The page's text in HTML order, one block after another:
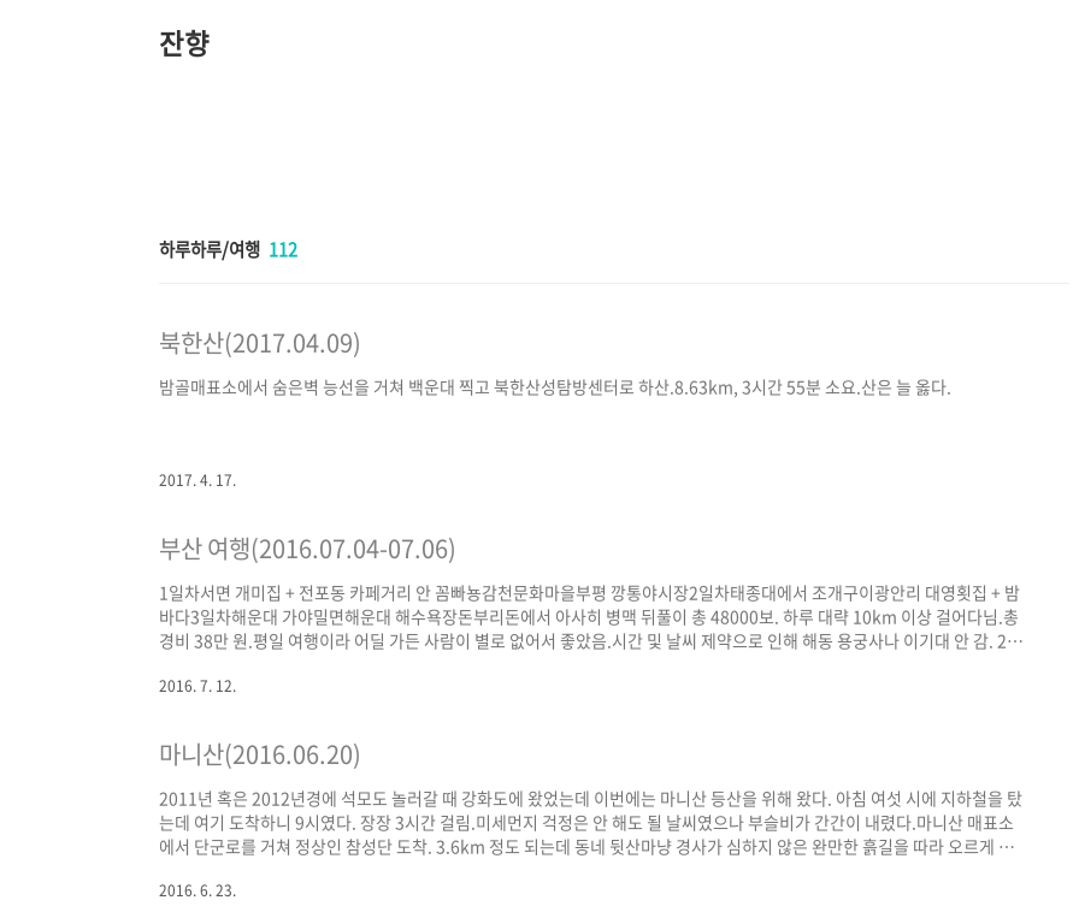
잔향
하루하루/여행 112
북한산(2017.04.09)
밤골매표소에서 숨은벽 능선을 거쳐 백운대 찍고 북한산성탐방센터로 하산.8.63km, 3시간 55분 소요.산은 늘 옳다.
2017. 4. 17.
부산 여행(2016.07.04-07.06)
1일차서면 개미집 + 전포동 카페거리 안 꼼빠뇽감천문화마을부평 깡통야시장2일차태종대에서 조개구이광안리 대영횟집 + 밤
바다3일차해운대 가야밀면해운대 해수욕장돈부리돈에서 아사히 병맥 뒤풀이 총 48000보. 하루 대략 10km 이상 걸어다님.총
경비 38만 원.평일 여행이라 어딜 가든 사람이 별로 없어서 좋았음.시간 및 날씨 제약으로 인해 해동 용궁사나 이기대 안 감. 2박
2016. 7. 12.
마니산(2016.06.20)
2011년 혹은 2012년경에 석모도 놀러갈 때 강화도에 왔었는데 이번에는 마니산 등산을 위해 왔다. 아침 여섯 시에 지하철을 탔
는데 여기 도착하니 9시였다. 장장 3시간 걸림.미세먼지 걱정은 안 해도 될 날씨였으나 부슬비가 간간이 내렸다.마니산 매표소
에서 단군로를 거쳐 정상인 참성단 도착. 3.6km 정도 되는데 동네 뒷산마냥 경사가 심하지 않은 완만한 흙길을 따라 오르게 된
많은 사람들이 함허동천 방면에서 올라오고 있었다. 다음에 다시 오게 된다면 이번과는 반대로 가야지.꿀맛.날이 약간만 좋아도
2016. 6. 23.